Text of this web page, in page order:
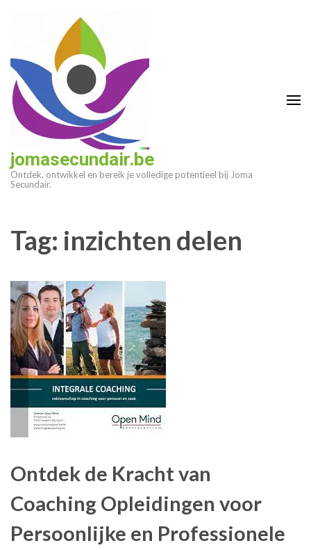
(druk
enter)
jomasecundair.be
Ontdek, ontwikkel en bereik je volledige potentieel bij Joma
Secundair.
Tag: inzichten delen
Ontdek de Kracht van
Coaching Opleidingen voor
Persoonlijke en Professionele